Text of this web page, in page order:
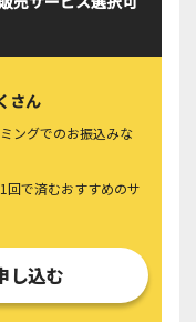
さん
ングでのお振込みな
回で済むおすすめのサ
し込む